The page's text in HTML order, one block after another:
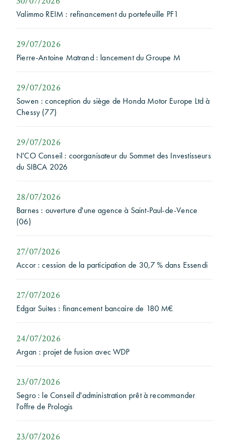
Valimmo REIM : refinancement du portefeuille PF1
29/07/2026
Pierre-Antoine Matrand : lancement du Groupe M
29/07/2026
Sowen : conception du siège de Honda Motor Europe Ltd à
Chessy (77)
29/07/2026
N'CO Conseil : coorganisateur du Sommet des Investisseurs
du SIBCA 2026
28/07/2026
Barnes : ouverture d'une agence à Saint-Paul-de-Vence
(06)
27/07/2026
Accor : cession de la participation de 30,7 % dans Essendi
27/07/2026
Edgar Suites : financement bancaire de 180 M€
24/07/2026
Argan : projet de fusion avec WDP
23/07/2026
Segro : le Conseil d'administration prêt à recommander
l'offre de Prologis
23/07/2026